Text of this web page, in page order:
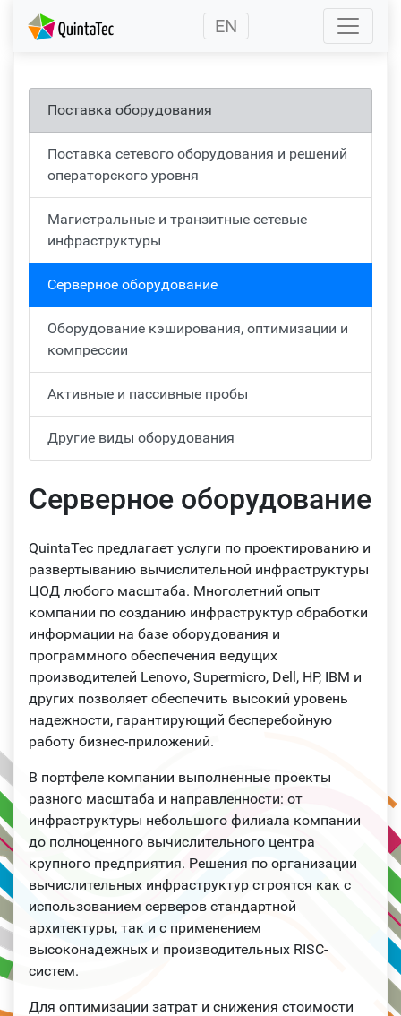
(current) EN
Поставка оборудования
Поставка сетевого оборудования и решений
операторского уровня
Магистральные и транзитные сетевые
инфраструктуры
Серверное оборудование
Оборудование кэширования, оптимизации и
компрессии
Активные и пассивные пробы
Другие виды оборудования
Серверное оборудование
QuintaTec предлагает услуги по проектированию и
развертыванию вычислительной инфраструктуры
ЦОД любого масштаба. Многолетний опыт
компании по созданию инфраструктур обработки
информации на базе оборудования и
программного обеспечения ведущих
производителей Lenovo, Supermicro, Dell, HP, IBM и
других позволяет обеспечить высокий уровень
надежности, гарантирующий бесперебойную
работу бизнес-приложений.
В портфеле компании выполненные проекты
разного масштаба и направленности: от
инфраструктуры небольшого филиала компании
до полноценного вычислительного центра
крупного предприятия. Решения по организации
вычислительных инфраструктур строятся как с
использованием серверов стандартной
архитектуры, так и с применением
высоконадежных и производительных RISC-
систем.
Для оптимизации затрат и снижения стоимости